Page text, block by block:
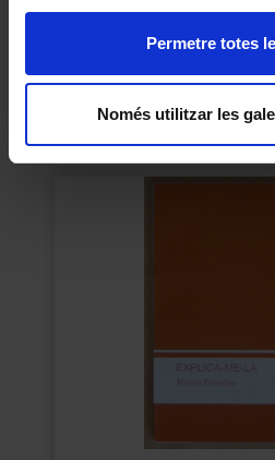
Permetre totes
Només utilitzar les
Sense títol